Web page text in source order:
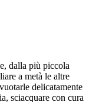
dalla più piccola
a metà le altre
delicatamente
sciacquare con cura